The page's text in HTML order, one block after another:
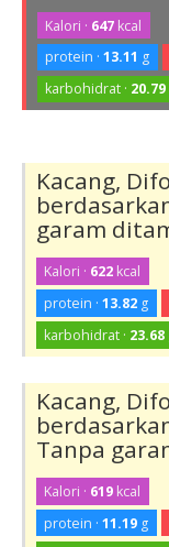
Kalori · 647 kcal
protein ·13.11 g
karbohidrat · 20.79
Kacang,
garam
Kalori · 622 kcal
protein ·13.82 g
karbohidrat · 23.68
Kacang,
Tanpa
Kalori · 619 kcal
protein ·11.19 g